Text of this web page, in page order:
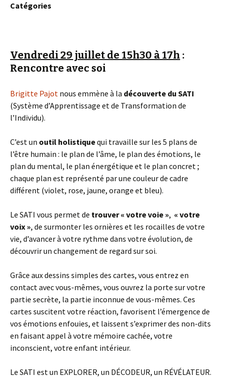
Catégories
Vendredi 29 juillet de 15h30 à 17h :
Rencontre avec soi
Brigitte Pajot nous emmène à la découverte du SATI
(Système d’Apprentissage et de Transformation de
l’Individu).
C’est un outil holistiquequi travaille sur les 5 plans de
l’être humain : le plan de l’âme, le plan des émotions, le
plan du mental, le plan énergétique et le plan concret ;
chaque plan est représenté par une couleur de cadre
différent (violet, rose, jaune, orange et bleu).
Le SATI vous permet de trouver « votre voie », « votre
voix », de surmonter les ornières et les rocailles de votre
vie, d’avancer à votre rythme dans votre évolution, de
découvrir un changement de regard sur soi.
Grâce aux dessins simples des cartes, vous entrez en
contact avec vous-mêmes, vous ouvrez la porte sur votre
partie secrète, la partie inconnue de vous-mêmes. Ces
cartes suscitent votre réaction, favorisent l’émergence de
vos émotions enfouies, et laissent s’exprimer des non-dits
en faisant appel à votre mémoire cachée, votre
inconscient, votre enfant intérieur.
Le SATI est un EXPLORER, un DÉCODEUR, un RÉVÉLATEUR.